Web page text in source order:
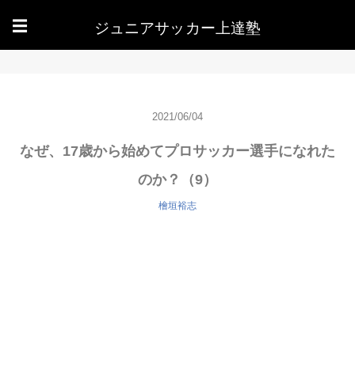
☰ ジュニアサッカー上達塾
2021/06/04
なぜ、17歳から始めてプロサッカー選手になれた
のか？（9）
檜垣裕志